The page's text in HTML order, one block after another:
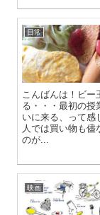
日常
こんばんは！ビー
る・・・最初の授
いに来る、って感
人では買い物も儘
のが...
映画